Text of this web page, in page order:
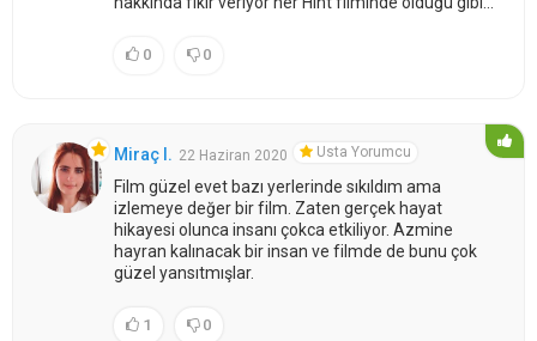
0 0
Miraç I. 22 Haziran 2020 Usta Yorumcu
Film güzel evet bazı yerlerinde sıkıldım ama
izlemeye değer bir film. Zaten gerçek hayat
hikayesi olunca insanı çokca etkiliyor. Azmine
hayran kalınacak bir insan ve filmde de bunu çok
güzel yansıtmışlar.
1 0